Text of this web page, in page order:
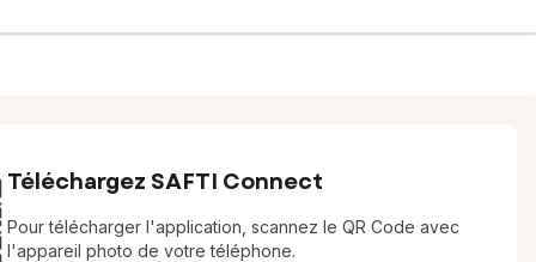
Téléchargez SAFTI Connect
Pour télécharger l'application, scannez le QR Code avec
l'appareil photo de votre téléphone.